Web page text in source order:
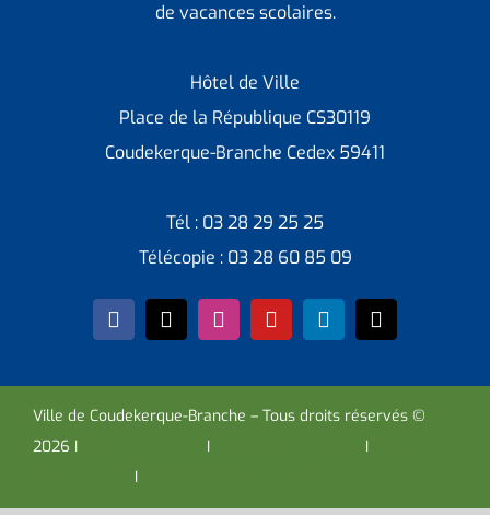
de vacances scolaires.
Hôtel de Ville
Place de la République CS30119
Coudekerque-Branche Cedex 59411
Tél : 03 28 29 25 25
Télécopie : 03 28 60 85 09
Ville de Coudekerque-Branche – Tous droits réservés ©
2026 I
I I
I